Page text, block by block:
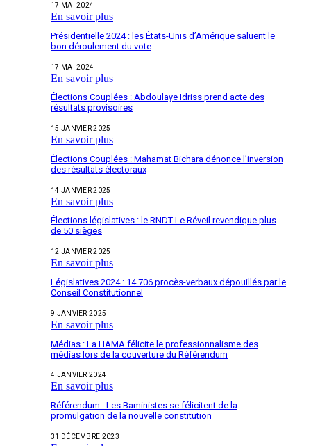
17 MAI 2024
En savoir plus
Présidentielle 2024 : les États-Unis d’Amérique saluent le
bon déroulement du vote
17 MAI 2024
En savoir plus
Élections Couplées : Abdoulaye Idriss prend acte des
résultats provisoires
15 JANVIER 2025
En savoir plus
Élections Couplées : Mahamat Bichara dénonce l’inversion
des résultats électoraux
14 JANVIER 2025
En savoir plus
Élections législatives : le RNDT-Le Réveil revendique plus
de 50 sièges
12 JANVIER 2025
En savoir plus
Législatives 2024 : 14 706 procès-verbaux dépouillés par le
Conseil Constitutionnel
9 JANVIER 2025
En savoir plus
Médias : La HAMA félicite le professionnalisme des
médias lors de la couverture du Référendum
4 JANVIER 2024
En savoir plus
Référendum : Les Baministes se félicitent de la
promulgation de la nouvelle constitution
31 DÉCEMBRE 2023